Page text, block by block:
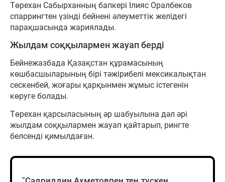
Төрехан Сабырханның бапкері Ілияс Оралбеков
спаррингтен үзінді бейнені әлеуметтік желідегі
парақшасында жариялады.
Жылдам соққылармен жауап берді
Бейнежазбада Қазақстан құрамасының
көшбасшыларының бірі тәжірибелі мексикалықтан
сескенбей, жоғары қарқынмен жұмыс істегенін
көруге болады.
Төрехан қарсыласының әр шабуылына дәл әрі
жылдам соққылармен жауап қайтарып, рингте
белсенді қимылдаған.